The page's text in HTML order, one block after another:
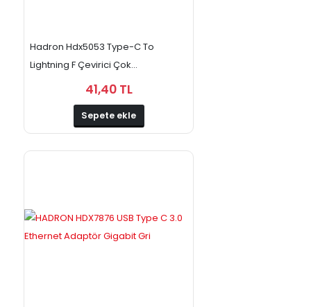
Hadron Hdx5053 Type-C To
Lightning F Çevirici Çok...
41,40 TL
Sepete ekle